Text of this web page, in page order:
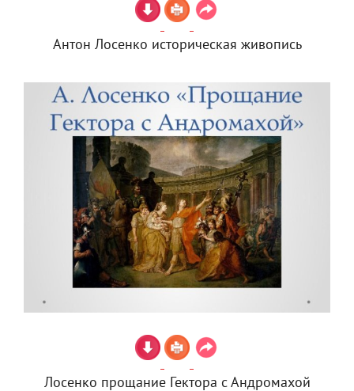
Антон Лосенко историческая живопись
Лосенко прощание Гектора с Андромахой